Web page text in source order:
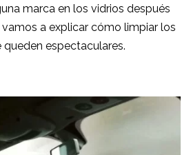
marca en los vidrios después
a explicar cómo limpiar los
espectaculares.